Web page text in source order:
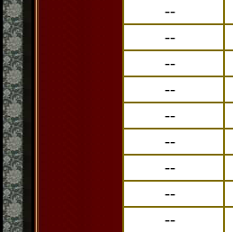
--
--
--
--
--
--
--
--
--